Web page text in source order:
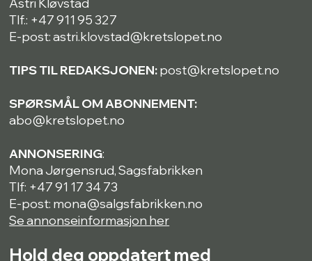
Tlf.: +47 911 95 327
E-post: astri.klovstad@kretslopet.no
TIPS TIL REDAKSJONEN:post@kretslopet.no
SPØRSMÅL OM ABONNEMENT:
abo@kretslopet.no
ANNONSERING:
Mona Jørgensrud, Sagsfabrikken
Tlf: +47 91 17 34 73
E-post: mona@salgsfabrikken.no
Se annonseinformasjon her
Hold deg oppdatert med